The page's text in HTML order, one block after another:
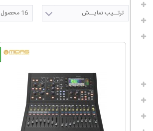
ترتــیب نمایــش